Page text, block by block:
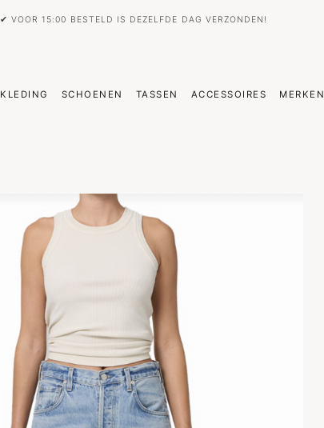
✔ VOOR 15:00 BESTELD IS DEZELFDE DAG VERZONDEN!
KLEDING SCHOENEN TASSEN ACCESSOIRES MERKEN